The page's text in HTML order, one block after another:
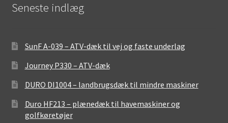
Seneste indlæg
SunF A-039 – ATV-dæk til vej og faste underlag
Journey P330 – ATV-dæk
DURO DI1004 – landbrugsdæk til mindre maskiner
Duro HF213 – plænedæk til havemaskiner og
golfkøretøjer